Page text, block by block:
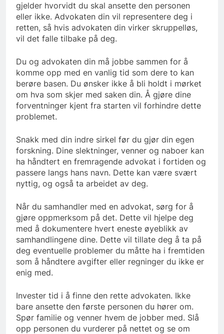
gjelder hvorvidt du skal ansette den personen
eller ikke. Advokaten din vil representere deg i
retten, så hvis advokaten din virker skruppelløs,
vil det falle tilbake på deg.
Du og advokaten din må jobbe sammen for å
komme opp med en vanlig tid som dere to kan
berøre basen. Du ønsker ikke å bli holdt i mørket
om hva som skjer med saken din. Å gjøre dine
forventninger kjent fra starten vil forhindre dette
problemet.
Snakk med din indre sirkel før du gjør din egen
forskning. Dine slektninger, venner og naboer kan
ha håndtert en fremragende advokat i fortiden og
passere langs hans navn. Dette kan være svært
nyttig, og også ta arbeidet av deg.
Når du samhandler med en advokat, sørg for å
gjøre oppmerksom på det. Dette vil hjelpe deg
med å dokumentere hvert eneste øyeblikk av
samhandlingene dine. Dette vil tillate deg å ta på
deg eventuelle problemer du måtte ha i fremtiden
som å håndtere avgifter eller regninger du ikke er
enig med.
Invester tid i å finne den rette advokaten. Ikke
bare ansette den første personen du hører om.
Spør familie og venner hvem de jobber med. Slå
opp personen du vurderer på nettet og se om